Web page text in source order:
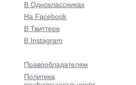
В Одноклассниках
На Facebook
В Твиттере
В Instagram
Правообладателям
Политика